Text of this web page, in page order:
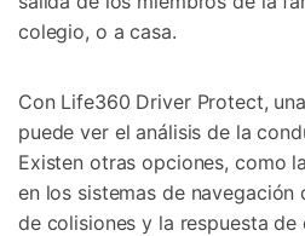
colegio, o a casa.
Con Life360 Driver Protect,
puede ver el análisis de la
Existen otras opciones, como
en los sistemas de navegación
de colisiones y la respuesta de